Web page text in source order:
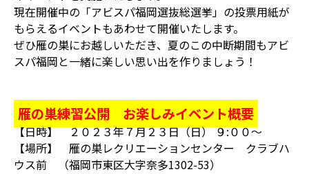
現在開催中の「アビスパ福岡選抜総選挙」の投票用紙が
もらえるイベントもあわせて開催いたします。
ぜひ雁の巣にお越しいただき、夏のこの中断期間もアビ
スパ福岡と一緒に楽しい思い出を作りましょう！
雁の巣練習公開 お楽しみイベント概要
【日時】 ２０２３年７月２３日（日） ９:００～
【場所】 雁の巣レクリエーションセンター クラブハ
ウス前 （福岡市東区大字奈多1302-53）